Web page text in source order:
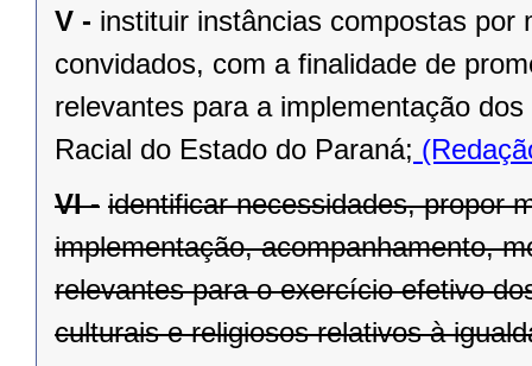
V - instituir instâncias compostas por
convidados, com a finalidade de
relevantes para a implementação
Racial do Estado do Paraná;
VI - identificar necessidades, propor
implementação, acompanhamento,
relevantes para o exercício efetivo
culturais e religiosos relativos à